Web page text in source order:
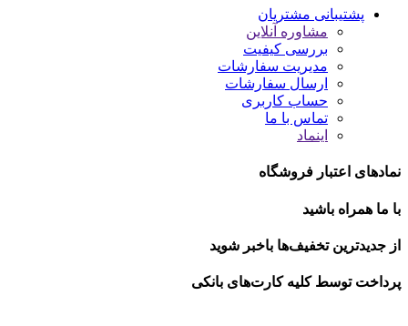
پشتیبانی مشتریان
مشاوره آنلاین
بررسی کیفیت
مدیریت سفارشات
ارسال سفارشات
حساب کاربری
تماس با ما
اینماد
نمادهای اعتبار فروشگاه
با ما همراه باشید
از جدیدترین تخفیف‌ها باخبر شوید
پرداخت توسط کلیه کارت‌های بانکی